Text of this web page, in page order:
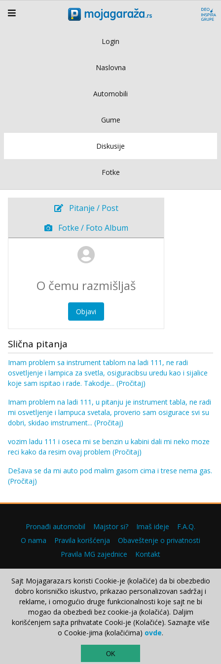
Login
Naslovna
Automobili
Gume
Diskusije
Fotke
Pitanje / Post
Fotke / Foto Album
Objavi
Slična pitanja
Imam problem sa instrument tablom na ladi 111, ne radi
osvetljenje i lampica za svetla, osiguracibsu uredu kao i sijalice
koje sam ispitao i rade. Takodje... (Pročitaj)
Imam problem na ladi 111, u pitanju je instrument tabla, ne radi
mi osvetljenje i lampuca svetala, proverio sam osigurace svi su
dobri, skidao imstrument... (Pročitaj)
vozim ladu 111 i oseca mi se benzin u kabini dali mi neko moze
reci kako da resim ovaj problem (Pročitaj)
Dešava se da mi auto pod malim gasom cima i trese nema gas.
(Pročitaj)
Pronađi automobil Majstor si? Imaš ideje
F.A.Q.
O nama
Pravila korišćenja
Obaveštenje o privatnosti
Pravila MG zajednice
Kontakt
Copyright © 2000–2026.
Sajt Mojagaraza.rs koristi Cookie-je (kolačiće) da bi obezbedio
dobro korisničko iskustvo, prikazao personalizovan sadržaj i
reklame, i omogućio druge funkcionalnosti koje sajt ne bi
mogao da obezbedi bez cookie-ja (kolačića). Daljim
korišćenjem sajta prihvatate Cooki-je (Kolačiće). Saznajte više
o Cookie-jima (kolačićima) ovde.
OK